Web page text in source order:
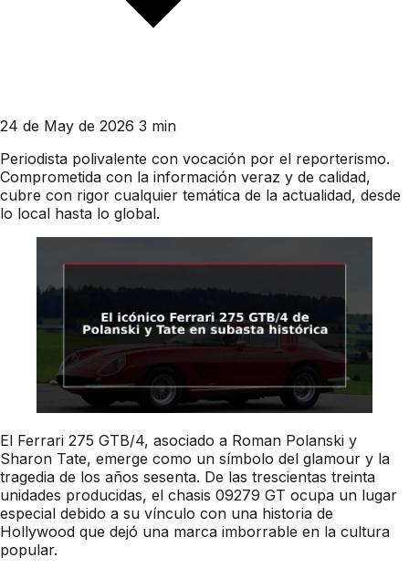
24 de May de 2026 3 min
Periodista polivalente con vocación por el reporterismo.
Comprometida con la información veraz y de calidad,
cubre con rigor cualquier temática de la actualidad, desde
lo local hasta lo global.
El Ferrari 275 GTB/4, asociado a Roman Polanski y
Sharon Tate, emerge como un símbolo del glamour y la
tragedia de los años sesenta. De las trescientas treinta
unidades producidas, el chasis 09279 GT ocupa un lugar
especial debido a su vínculo con una historia de
Hollywood que dejó una marca imborrable en la cultura
popular.